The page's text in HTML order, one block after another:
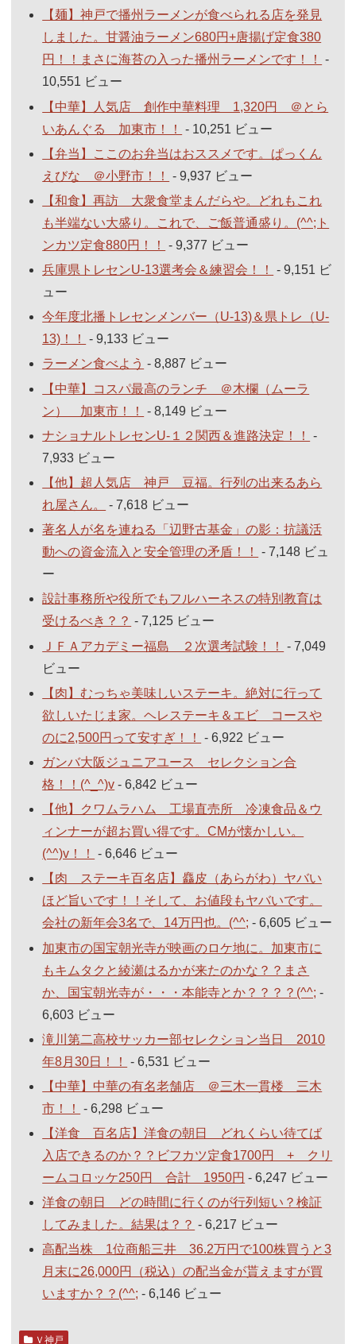
【麺】神戸で播州ラーメンが食べられる店を発見
しました。甘醤油ラーメン680円+唐揚げ定食380
円！！まさに海苔の入った播州ラーメンです！！
-
10,551 ビュー
【中華】人気店 創作中華料理 1,320円 ＠とら
いあんぐる 加東市！！
- 10,251 ビュー
【弁当】ここのお弁当はおススメです。ぱっくん
えびな ＠小野市！！
- 9,937 ビュー
【和食】再訪 大衆食堂まんだらや。どれもこれ
も半端ない大盛り。これで、ご飯普通盛り。(^^;ト
ンカツ定食880円！！
- 9,377 ビュー
兵庫県トレセンU-13選考会＆練習会！！
- 9,151 ビ
ュー
今年度北播トレセンメンバー（U-13)＆県トレ（U-
13)！！
- 9,133 ビュー
ラーメン食べよう - 8,887 ビュー
【中華】コスパ最高のランチ ＠木欄（ムーラ
ン） 加東市！！
- 8,149 ビュー
ナショナルトレセンU-１２関西＆進路決定！！
-
7,933 ビュー
【他】超人気店 神戸 豆福。行列の出来るあら
れ屋さん。
- 7,618 ビュー
著名人が名を連ねる「辺野古基金」の影：抗議活
動への資金流入と安全管理の矛盾！！
- 7,148 ビュ
ー
設計事務所や役所でもフルハーネスの特別教育は
受けるべき？？ - 7,125 ビュー
ＪＦＡアカデミー福島 ２次選考試験！！
- 7,049
ビュー
【肉】むっちゃ美味しいステーキ。絶対に行って
欲しいたじま家。ヘレステーキ＆エビ コースや
のに2,500円って安すぎ！！
- 6,922 ビュー
ガンバ大阪ジュニアユース セレクション合
格！！(^_^)v - 6,842 ビュー
【他】クワムラハム 工場直売所 冷凍食品＆ウ
ィンナーが超お買い得です。CMが懐かしい。
(^^)v！！
- 6,646 ビュー
【肉 ステーキ百名店】麤皮（あらがわ）ヤバい
ほど旨いです！！そして、お値段もヤバいです。
会社の新年会3名で、14万円也。(^^; - 6,605 ビュー
加東市の国宝朝光寺が映画のロケ地に。加東市に
もキムタクと綾瀬はるかが来たのかな？？まさ
か、国宝朝光寺が・・・本能寺とか？？？？(^^; -
6,603 ビュー
滝川第二高校サッカー部セレクション当日 2010
年8月30日！！
- 6,531 ビュー
【中華】中華の有名老舗店 ＠三木一貫楼 三木
市！！
- 6,298 ビュー
【洋食 百名店】洋食の朝日 どれくらい待てば
入店できるのか？？ビフカツ定食1700円 + クリ
ームコロッケ250円 合計 1950円 - 6,247 ビュー
洋食の朝日 どの時間に行くのが行列短い？検証
してみました。結果は？？ - 6,217 ビュー
高配当株 1位商船三井 36.2万円で100株買うと3
月末に26,000円（税込）の配当金が貰えますが買
いますか？？(^^; - 6,146 ビュー
Ｖ神戸